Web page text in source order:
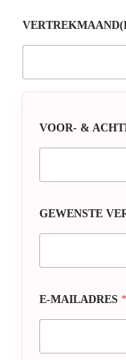
VOOR- &
GEWENSTE
E-MAILADRES*